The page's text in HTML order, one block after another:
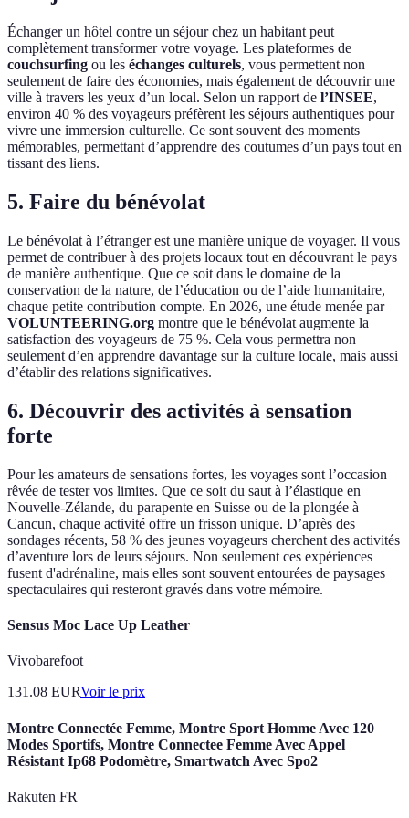
Échanger un hôtel contre un séjour chez un habitant peut
complètement transformer votre voyage. Les plateformes de
couchsurfing ou les échanges culturels, vous permettent non
seulement de faire des économies, mais également de découvrir une
ville à travers les yeux d’un local. Selon un rapport de l’INSEE,
environ 40 % des voyageurs préfèrent les séjours authentiques pour
vivre une immersion culturelle. Ce sont souvent des moments
mémorables, permettant d’apprendre des coutumes d’un pays tout en
tissant des liens.
5. Faire du bénévolat
Le bénévolat à l’étranger est une manière unique de voyager. Il vous
permet de contribuer à des projets locaux tout en découvrant le pays
de manière authentique. Que ce soit dans le domaine de la
conservation de la nature, de l’éducation ou de l’aide humanitaire,
chaque petite contribution compte. En 2026, une étude menée par
VOLUNTEERING.org montre que le bénévolat augmente la
satisfaction des voyageurs de 75 %. Cela vous permettra non
seulement d’en apprendre davantage sur la culture locale, mais aussi
d’établir des relations significatives.
6. Découvrir des activités à sensation
forte
Pour les amateurs de sensations fortes, les voyages sont l’occasion
rêvée de tester vos limites. Que ce soit du saut à l’élastique en
Nouvelle-Zélande, du parapente en Suisse ou de la plongée à
Cancun, chaque activité offre un frisson unique. D’après des
sondages récents, 58 % des jeunes voyageurs cherchent des activités
d’aventure lors de leurs séjours. Non seulement ces expériences
fusent d'adrénaline, mais elles sont souvent entourées de paysages
spectaculaires qui resteront gravés dans votre mémoire.
Sensus Moc Lace Up Leather
Vivobarefoot
131.08 EURVoir le prix
Montre Connectée Femme, Montre Sport Homme Avec 120
Modes Sportifs, Montre Connectee Femme Avec Appel
Résistant Ip68 Podomètre, Smartwatch Avec Spo2
Rakuten FR